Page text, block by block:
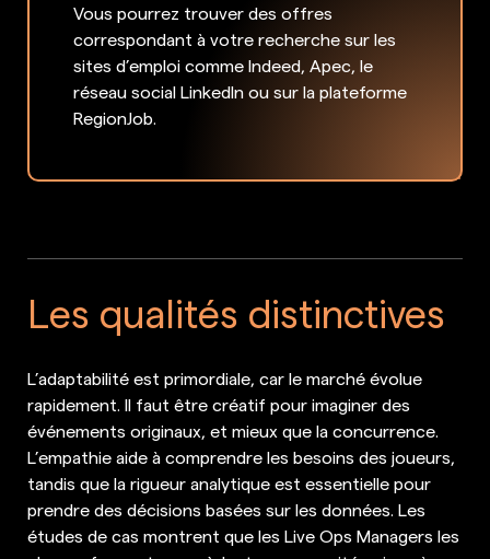
Vous pourrez trouver des offres
correspondant à votre recherche sur les
sites d’emploi comme Indeed, Apec, le
réseau social LinkedIn ou sur la plateforme
RegionJob.
Les qualités distinctives
L’adaptabilité est primordiale, car le marché évolue
rapidement. Il faut être créatif pour imaginer des
événements originaux, et mieux que la concurrence.
L’empathie aide à comprendre les besoins des joueurs,
tandis que la rigueur analytique est essentielle pour
prendre des décisions basées sur les données. Les
études de cas montrent que les Live Ops Managers les